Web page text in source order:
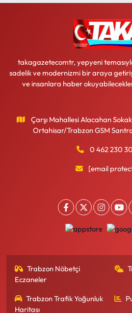
takagazetecomtr, yepyeni
sadelik ve modernizmi bir araya
ve insanlara haber
Çarşı Mahallesi Alacahan
Ortahisar/Trabzon GSM
0 462 230
[email
Trabzon Nöbetçi
Eczaneler
Trabzon Trafik Yoğunluk
Haritası